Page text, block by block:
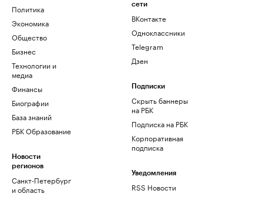
Политика
Экономика
Общество
Бизнес
Технологии и
медиа
Финансы
Биографии
База знаний
РБК Образование
Новости
регионов
Санкт-Петербург
и область
сети
ВКонтакте
Одноклассники
Telegram
Дзен
Подписки
Скрыть баннеры
на РБК
Подписка на РБК
Корпоративная
подписка
Уведомления
RSS Новости